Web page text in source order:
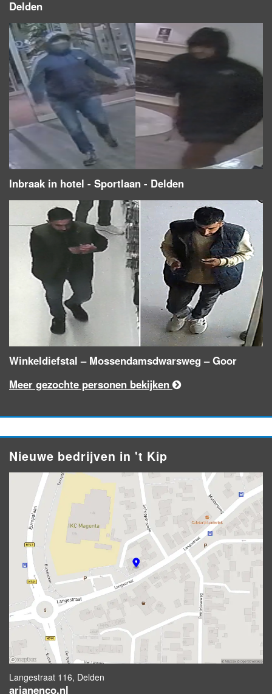
Delden
Inbraak in hotel - Sportlaan - Delden
Winkeldiefstal – Mossendamsdwarsweg – Goor
Meer gezochte personen bekijken
Nieuwe bedrijven in 't Kip
Langestraat 116, Delden
arjanenco.nl